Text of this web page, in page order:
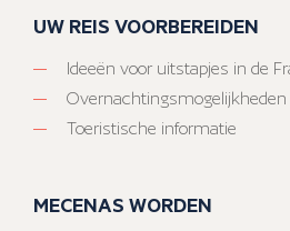
UW REIS VOORBEREIDEN
Ideeën voor uitstapjes in de
Overnachtingsmogelijkheden
Toeristische informatie
MECENAS WORDEN